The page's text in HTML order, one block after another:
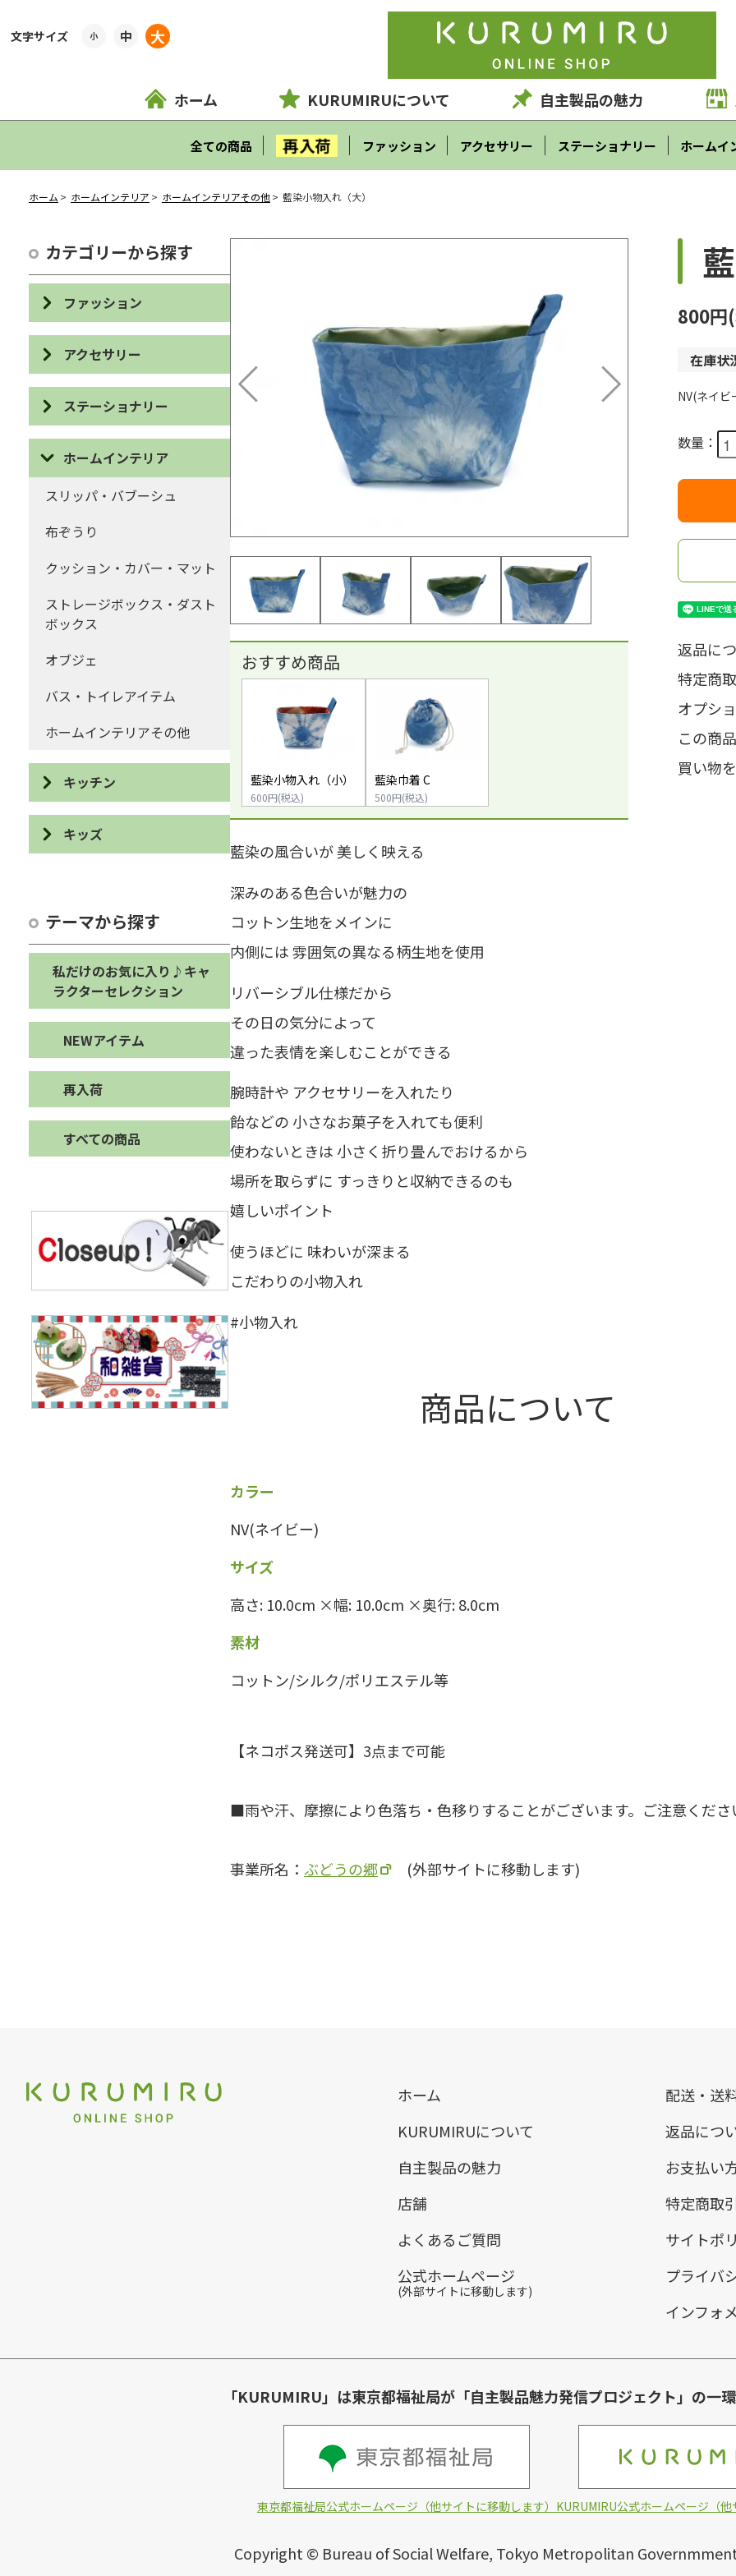
小 中 大
ホーム KURUMIRUについて 自主製品の魅力
全ての商品 再入荷 ファッション アクセサリー ステーショナリー ホームイ
ホーム ホームインテリア ホームインテリアその他 藍染小物入れ（大）
カテゴリーから探す
ファッション
バッグ
ポーチ・巾着
コインケース・がま口
ハンカチ・ティッシュケース
マフラー・ストール
ファッションその他
アクセサリー
ピアス
イヤリング
ネックレス
ブローチ
ブレスレット・リング
ヘアー
キーホルダー・ストラップ・
チャーム
アクセサリーその他
ステーショナリー
IDケース・パスケース
カードケース
カード・ポストカード・祝儀
ホームインテリア
スリッパ・バブーシュ
布ぞうり
クッション・カバー・マット
ストレージボックス・ダスト
ボックス
オブジェ
バス・トイレアイテム
ホームインテリアその他
キッチン
食器
カトラリー・ユーテンシル
エプロン・鍋敷き・鍋つかみ
布巾・手ぬぐい・たわし
コースター・ランチョンマッ
ト
キッチンその他
キッズ
オブジェ・ぬいぐるみ
バッグ・シューズケース・ペ
ンケース
キッズその他
テーマから探す
私だけのお気に入り♪キャ
ラクターセレクション
NEWアイテム
再入荷
すべての商品
おすすめ商品
藍染小物入れ（小）
600円(税込)
藍染巾着 C
500円(税込)
藍染の風合いが 美しく映える
深みのある色合いが魅力の
コットン生地をメインに
内側には 雰囲気の異なる柄生地を使用
リバーシブル仕様だから
その日の気分によって
違った表情を楽しむことができる
腕時計や アクセサリーを入れたり
飴などの 小さなお菓子を入れても便利
使わないときは 小さく折り畳んでおけるから
場所を取らずに すっきりと収納できるのも
嬉しいポイント
使うほどに 味わいが深まる
こだわりの小物入れ
#小物入れ
800円
在庫状
NV(ネイビ
数量：
返品に
特定商
オプシ
この商
買い物
商品について
カラー
NV(ネイビー)
サイズ
高さ: 10.0cm ×幅: 10.0cm ×奥行: 8.0cm
素材
コットン/シルク/ポリエステル等
【ネコポス発送可】3点まで可能
雨や汗、摩擦により色落ち・色移りすることがございます。ご注意くださ
事業所名： ぶどうの郷 (外部サイトに移動します)
ホーム
KURUMIRUについて
自主製品の魅力
店舗
よくあるご質問
公式ホームページ
(外部サイトに移動します)
配送・送
返品につ
お支払い
特定商取
サイトポ
プライバ
インフォ
「KURUMIRU」は東京都福祉局が「自主製品魅力発信プロジェクト」の一
東京都福祉局公式ホームページ（他サイトに移動します） KURUMIRU公式ホームページ（
Copyright © Bureau of Social Welfare, Tokyo Metropolitan